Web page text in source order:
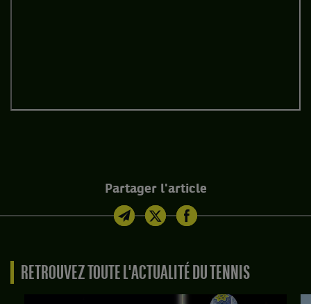
Partager l'article
RETROUVEZ TOUTE L'ACTUALITÉ DU TENNIS